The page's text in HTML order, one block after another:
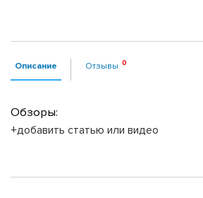
Описание Отзывы
Обзоры:
+добавить статью или видео